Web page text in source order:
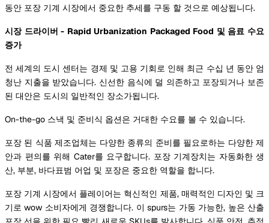
동안 포장 기계 시장에서 중요한 추세를 구동 할 것으로 예상됩니다.
시장 드라이버 - Rapid Urbanization Packaged Food 및 음료 수요
증가
전 세계의 도시 센터는 경제 및 고용 기회로 인해 최근 수십 년 동안 엄
청난 지출을 받았습니다. 신선한 음식에 덜 의존하고 포장되거나 보존
된 대안은 도시의 일반적인 장소가됩니다.
On-the-go 스낵 및 준비식 옵션은 거대한 수요를 볼 수 있습니다.
포장 된 식품 제조업체는 다양한 종류의 준비를 필요로하는 다양한 제
안과 편의를 위해 Cater를 요구합니다. 포장 기계장치는 자동화한 생
산, 부분, 바다표범 어업 및 포장은 중요한 역할을 합니다.
포장 기계 시장에서 플레이어는 혁신적인 제품, 매력적인 디자인 및 크
기로 wow 소비자에게 경쟁합니다. 이 spurs는 가동 가능한, 높은 산출